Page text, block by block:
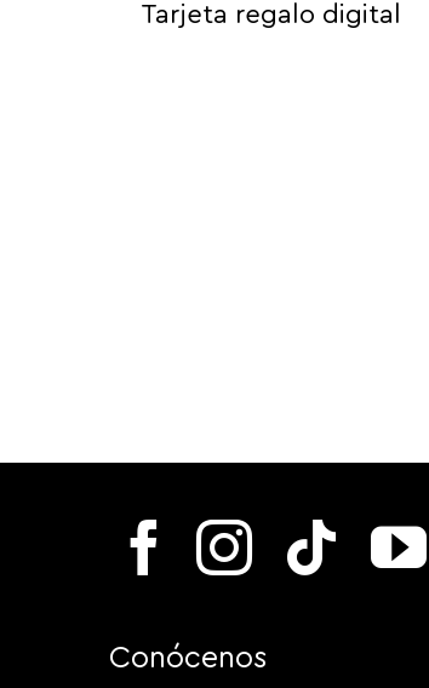
Tarjeta regalo digital
Conócenos